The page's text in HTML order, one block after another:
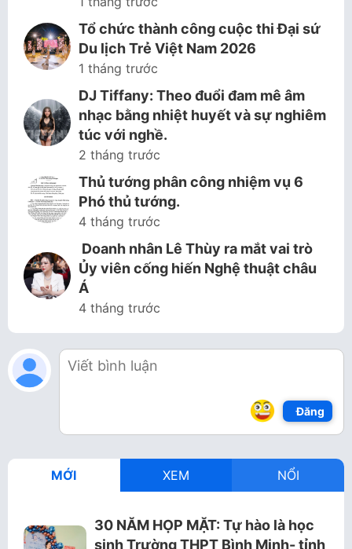
Tổ chức thành công cuộc thi Đại sứ
Du lịch Trẻ Việt Nam 2026
1 tháng trước
DJ Tiffany: Theo đuổi đam mê âm
nhạc bằng nhiệt huyết và sự nghiêm
túc với nghề.
2 tháng trước
Thủ tướng phân công nhiệm vụ 6
Phó thủ tướng.
4 tháng trước
Doanh nhân Lê Thùy ra mắt vai trò
Ủy viên cống hiến Nghệ thuật châu
Á
4 tháng trước
Đăng
MỚI XEM NỔI
30 NĂM HỌP MẶT: Tự hào là học
sinh Trường THPT Bình Minh- tỉnh